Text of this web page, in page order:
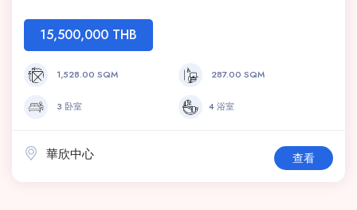
15,500,000 THB
1,528.00 SQM 287.00 SQM
3 卧室 4 浴室
華欣中心 查看